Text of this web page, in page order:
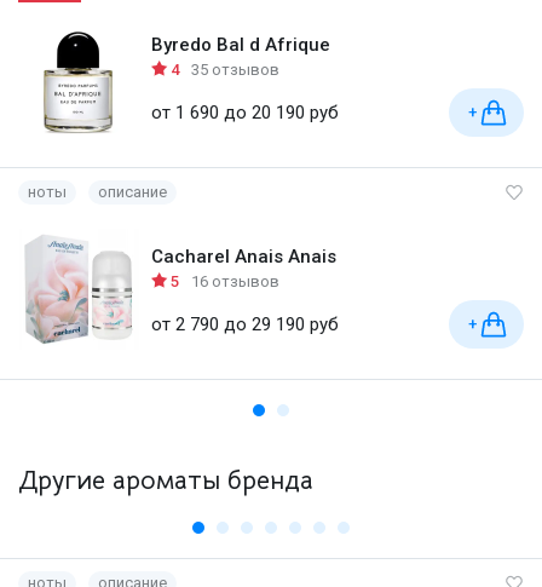
Byredo Bal d Afrique
4 35 отзывов
от 1 690 до 20 190 руб +
ноты описание
Cacharel Anais Anais
5 16 отзывов
от 2 790 до 29 190 руб +
Другие ароматы бренда
ноты описание